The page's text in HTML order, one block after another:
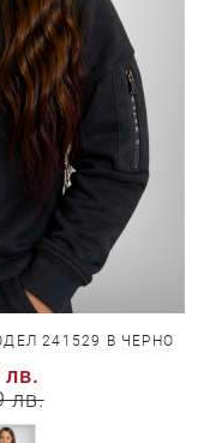
241529 В ЧЕРНО
лв.
лв.